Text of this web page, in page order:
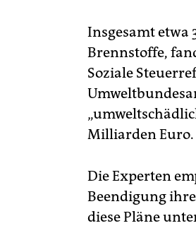
Insgesamt etwa
Brennstoffe,
Soziale
Milliarden Euro.
Die Experten
Beendigung
diese Pläne